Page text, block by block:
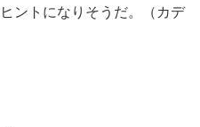
ントになりそうだ。（カデ